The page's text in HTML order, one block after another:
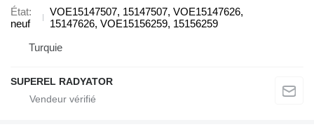
État
neuf
VOE15147507, 15147507, VOE15147626,
15147626, VOE15156259, 15156259
Turquie
SUPEREL RADYATOR